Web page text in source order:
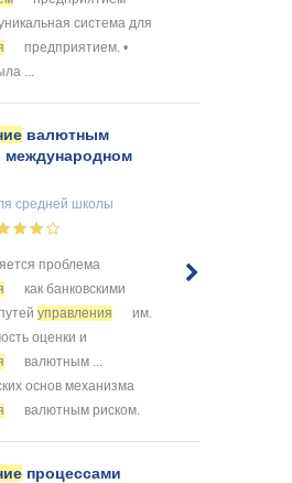
система для
предприятием. •
...
валютным
международном
средней школы
проблема
как банковскими
управления
им.
оценки и
валютным ...
основ механизма
валютным риском.
процессами